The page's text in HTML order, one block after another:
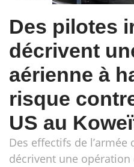
Des pilotes
décrivent
aérienne à
risque
US au
Des effectifs de l’armée
décrivent une